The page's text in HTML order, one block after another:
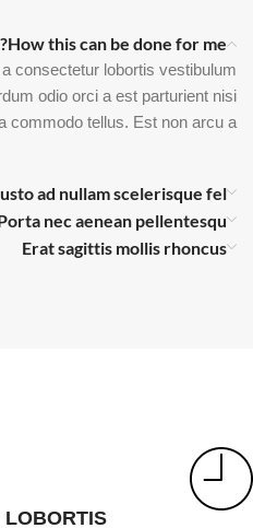
How this can be done for me?
consectetur lobortis vestibulum
odio orci a est parturient nisi
commodo tellus. Est non arcu a.
ad nullam scelerisque fel
nec aenean pellentesqu
Erat sagittis mollis rhoncus
LOBORTIS